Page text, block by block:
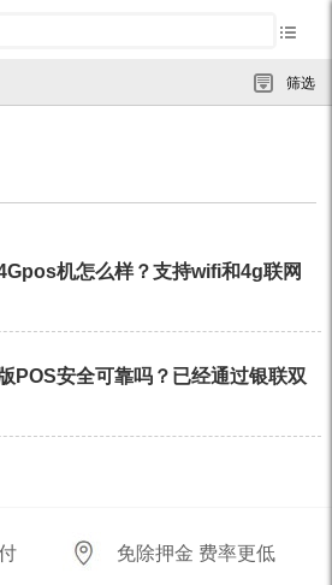
筛选
机怎么样？支持wifi和4g联网
POS安全可靠吗？已经通过银联双
免除押金 费率更低